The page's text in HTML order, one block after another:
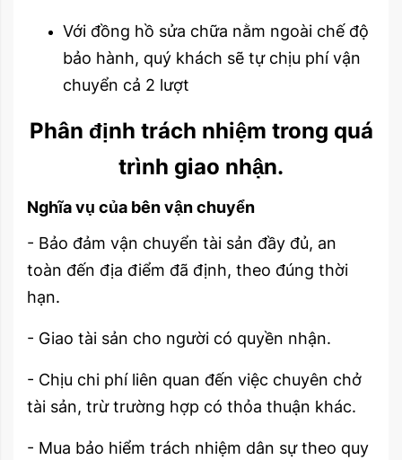
Với đồng hồ sửa chữa nằm ngoài chế độ
bảo hành, quý khách sẽ tự chịu phí vận
chuyển cả 2 lượt
Phân định trách nhiệm trong quá
trình giao nhận.
Nghĩa vụ của bên vận chuyển
- Bảo đảm vận chuyển tài sản đầy đủ, an
toàn đến địa điểm đã định, theo đúng thời
hạn.
- Giao tài sản cho người có quyền nhận.
- Chịu chi phí liên quan đến việc chuyên chở
tài sản, trừ trường hợp có thỏa thuận khác.
- Mua bảo hiểm trách nhiệm dân sự theo quy